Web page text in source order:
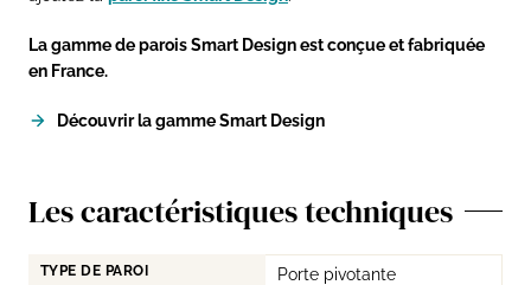
La gamme de parois Smart Design est conçue et fabriquée
en France.
Découvrir la gamme Smart Design
Les caractéristiques techniques
TYPE DE PAROI
Porte pivotante